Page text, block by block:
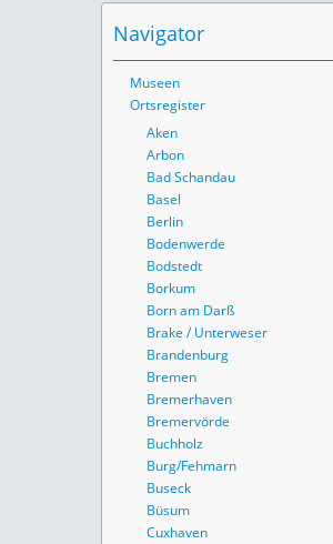
Navigator
Museen
Ortsregister
Aken
Arbon
Bad Schandau
Basel
Berlin
Bodenwerde
Bodstedt
Borkum
Born am Darß
Brake / Unterweser
Brandenburg
Bremen
Bremerhaven
Bremervörde
Buchholz
Burg/Fehmarn
Buseck
Büsum
Cuxhaven